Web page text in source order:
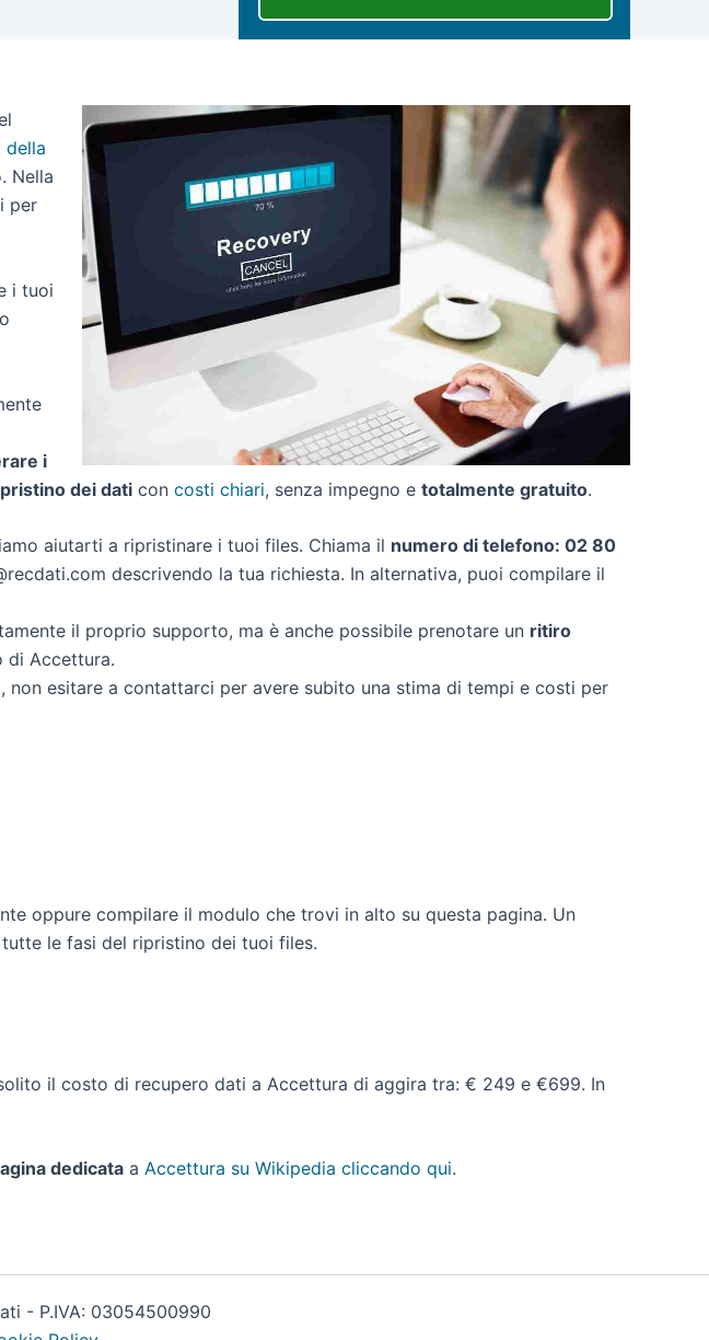
della
Nella
per
i tuoi
i
dei dati con costi chiari, senza impegno e totalmente gratuito.
aiutarti a ripristinare i tuoi files. Chiama il numero di telefono: 02 80
descrivendo la tua richiesta. In alternativa, puoi compilare il
il proprio supporto, ma è anche possibile prenotare un ritiro
di Accettura.
esitare a contattarci per avere subito una stima di tempi e costi per
oppure compilare il modulo che trovi in alto su questa pagina. Un
le fasi del ripristino dei tuoi files.
il costo di recupero dati a Accettura di aggira tra: € 249 e €699. In
dedicata a Accettura su Wikipedia cliccando qui.
- P.IVA: 03054500990